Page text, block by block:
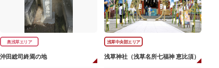
奥浅草エリア
沖田総司終焉の地
浅草中央部エリア
浅草神社（浅草名所七福神 恵比須）